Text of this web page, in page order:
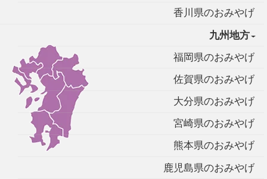
香川県のおみやげ
九州地方
福岡県のおみやげ
佐賀県のおみやげ
大分県のおみやげ
宮崎県のおみやげ
熊本県のおみやげ
鹿児島県のおみやげ